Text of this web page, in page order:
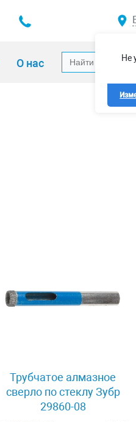
Не
О нас
Трубчатое алмазное
сверло по стеклу Зубр
29860-08